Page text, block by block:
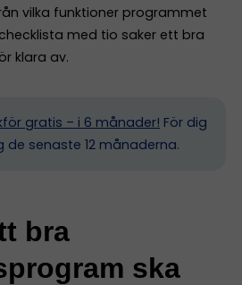
vilka funktioner programmet
med tio saker ett bra
klara av.
gratis – i 6 månader! För dig
senaste 12 månaderna.
bra
ska